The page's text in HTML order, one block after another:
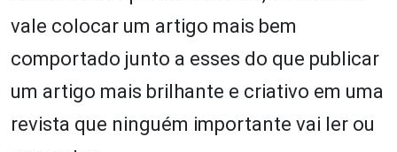
vale colocar um artigo mais bem
comportado junto a esses do que publicar
um artigo mais brilhante e criativo em uma
revista que ninguém importante vai ler ou